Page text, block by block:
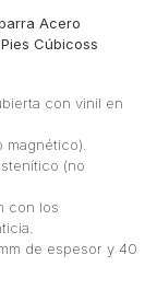
Acero
Cúbicoss
con vinil en
magnético).
(no
con los
de espesor y 40